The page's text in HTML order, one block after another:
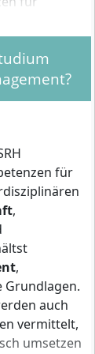
du
eine der
und
für
,
,
auch
vermittelt,
umsetzen